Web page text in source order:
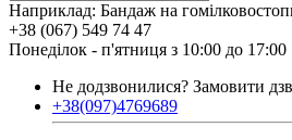
Наприклад: Бандаж на
+38 (067) 549 74 47
Понеділок - п'ятниця з 10:00 до 17:00
Не додзвонилися? Замовити
+38(097)4769689